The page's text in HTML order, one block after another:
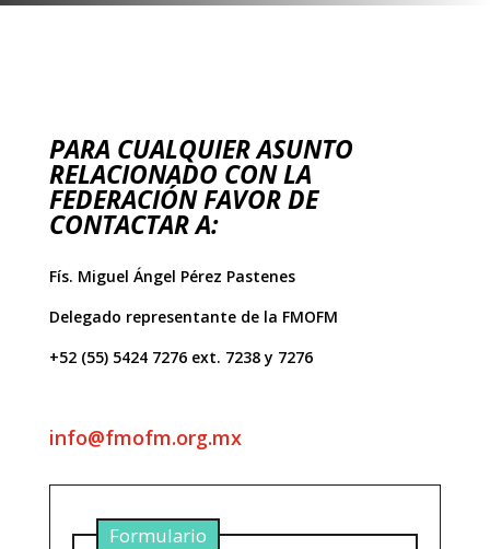
PARA CUALQUIER ASUNTO
RELACIONADO CON LA
FEDERACIÓN FAVOR DE
CONTACTAR A:
Fís. Miguel Ángel Pérez Pastenes
Delegado representante de la FMOFM
+52 (55) 5424 7276 ext. 7238 y 7276
info@fmofm.org.mx
Formulario